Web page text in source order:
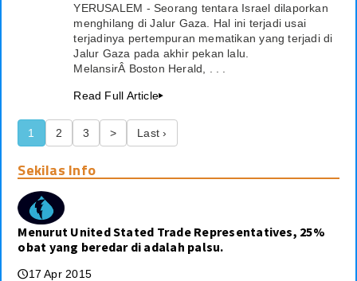
YERUSALEM - Seorang tentara Israel dilaporkan
menghilang di Jalur Gaza. Hal ini terjadi usai
terjadinya pertempuran mematikan yang terjadi di
Jalur Gaza pada akhir pekan lalu.
MelansirÂ Boston Herald, . . .
Read Full Article▸
1 2 3 > Last ›
Sekilas Info
Menurut United Stated Trade Representatives, 25%
obat yang beredar di adalah palsu.
🕔17 Apr 2015